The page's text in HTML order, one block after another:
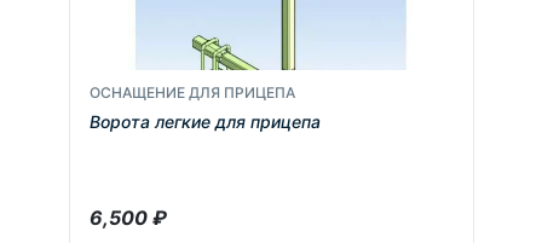
ОСНАЩЕНИЕ ДЛЯ ПРИЦЕПА
Ворота легкие для прицепа
6,500₽